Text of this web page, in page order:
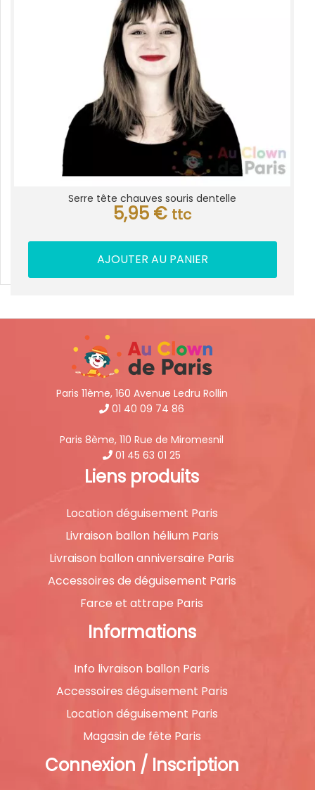
Serre tête chauves souris dentelle
5,95 € ttc
AJOUTER AU PANIER
Paris 11ème, 160 Avenue Ledru Rollin
01 40 09 74 86
Paris 8ème, 110 Rue de Miromesnil
01 45 63 01 25
Liens produits
Location déguisement Paris
Livraison ballon hélium Paris
Livraison ballon anniversaire Paris
Accessoires de déguisement Paris
Farce et attrape Paris
Informations
Info livraison ballon Paris
Accessoires déguisement Paris
Location déguisement Paris
Magasin de fête Paris
Connexion / Inscription